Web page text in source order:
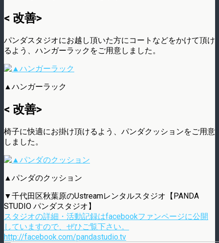
< 改善>
パンダスタジオにお越し頂いた方にコートなどをかけて頂け
るよう、ハンガーラックをご用意しました。
▲ハンガーラック
< 改善>
椅子に快適にお掛け頂けるよう、パンダクッションをご用意
しました。
▲パンダのクッション
▼千代田区秋葉原のUstreamレンタルスタジオ【PANDA
STUDIO パンダスタジオ】
スタジオの詳細・活動記録はfacebookファンページに公開
していますので、ぜひご覧下さい。
http://facebook.com/pandastudio.tv